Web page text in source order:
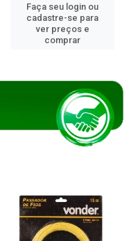
Faça seu login ou
cadastre-se para
ver preços e
comprar